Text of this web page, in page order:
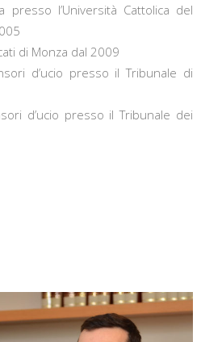
presso l’Università Cattolica del
di Monza dal 2009
d’ucio presso il Tribunale di
d’ucio presso il Tribunale dei